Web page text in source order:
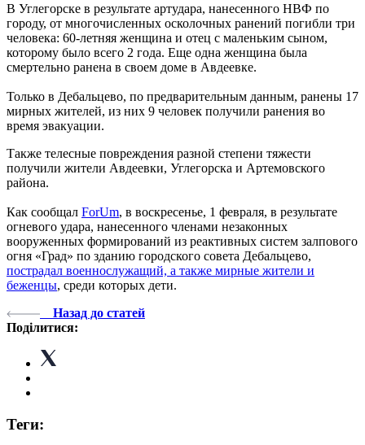
В Углегорске в результате артудара, нанесенного НВФ по
городу, от многочисленных осколочных ранений погибли три
человека: 60-летняя женщина и отец с маленьким сыном,
которому было всего 2 года. Еще одна женщина была
смертельно ранена в своем доме в Авдеевке.
Только в Дебальцево, по предварительным данным, ранены 17
мирных жителей, из них 9 человек получили ранения во
время эвакуации.
Также телесные повреждения разной степени тяжести
получили жители Авдеевки, Углегорска и Артемовского
района.
Как сообщал ForUm, в воскресенье, 1 февраля, в результате
огневого удара, нанесенного членами незаконных
вооруженных формирований из реактивных систем залпового
огня «Град» по зданию городского совета Дебальцево,
пострадал военнослужащий, а также мирные жители и
беженцы, среди которых дети.
Назад до статей
Поділитися:
Теги: